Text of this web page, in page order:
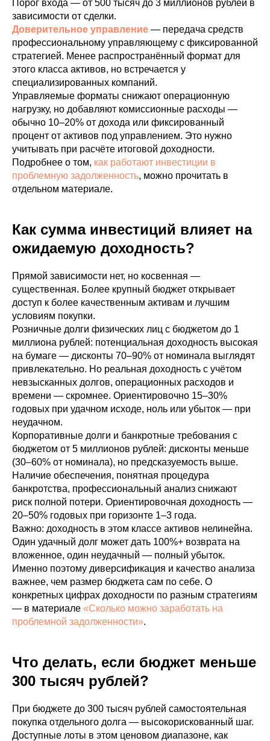
Порог входа — от 500 тысяч до 3 миллионов рублей в
зависимости от сделки.
Доверительное управление — передача средств
профессиональному управляющему с фиксированной
стратегией. Менее распространённый формат для
этого класса активов, но встречается у
специализированных компаний.
Управляемые форматы снижают операционную
нагрузку, но добавляют комиссионные расходы —
обычно 10–20% от дохода или фиксированный
процент от активов под управлением. Это нужно
учитывать при расчёте итоговой доходности.
Подробнее о том, как работают инвестиции в
проблемную задолженность, можно прочитать в
отдельном материале.
Как сумма инвестиций влияет на
ожидаемую доходность?
Прямой зависимости нет, но косвенная —
существенная. Более крупный бюджет открывает
доступ к более качественным активам и лучшим
условиям покупки.
Розничные долги физических лиц с бюджетом до 1
миллиона рублей: потенциальная доходность высокая
на бумаге — дисконты 70–90% от номинала выглядят
привлекательно. Но реальная доходность с учётом
невзысканных долгов, операционных расходов и
времени — скромнее. Ориентировочно 15–30%
годовых при удачном исходе, ноль или убыток — при
неудачном.
Корпоративные долги и банкротные требования с
бюджетом от 5 миллионов рублей: дисконты меньше
(30–60% от номинала), но предсказуемость выше.
Наличие обеспечения, понятная процедура
банкротства, профессиональный анализ снижают
риск полной потери. Ориентировочная доходность —
20–50% годовых при горизонте 1–3 года.
Важно: доходность в этом классе активов нелинейна.
Один удачный долг может дать 100%+ возврата на
вложенное, один неудачный — полный убыток.
Именно поэтому диверсификация и качество анализа
важнее, чем размер бюджета сам по себе. О
конкретных цифрах доходности по разным стратегиям
— в материале «Сколько можно заработать на
проблемной задолженности».
Что делать, если бюджет меньше
300 тысяч рублей?
При бюджете до 300 тысяч рублей самостоятельная
покупка отдельного долга — высокорискованный шаг.
Доступные лоты в этом ценовом диапазоне, как